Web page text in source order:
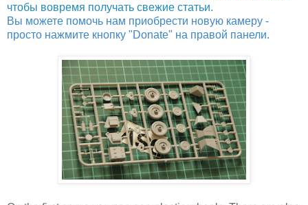
чтобы вовремя получать свежие статьи.
Вы можете помочь нам приобрести новую камеру -
просто нажмите кнопку "Donate" на правой панели.